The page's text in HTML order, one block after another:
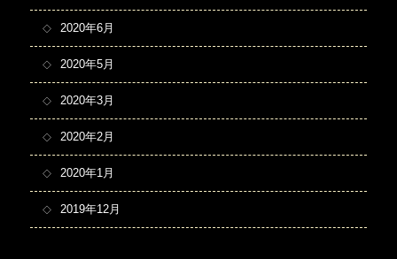
2020年6月
2020年5月
2020年3月
2020年2月
2020年1月
2019年12月